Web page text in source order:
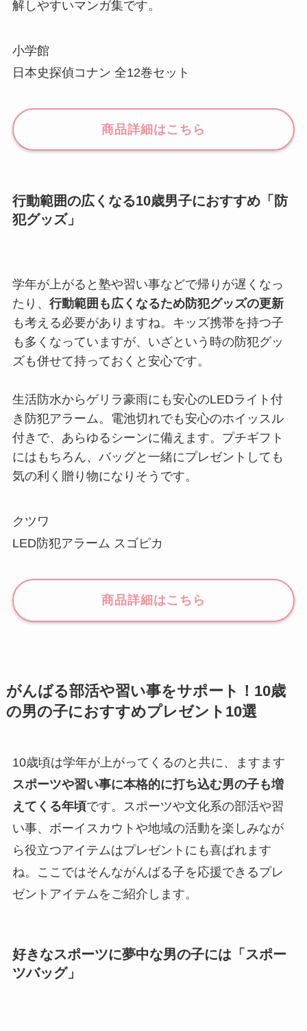
解しやすいマンガ集です。
小学館
日本史探偵コナン 全12巻セット
商品詳細はこちら
行動範囲の広くなる10歳男子におすすめ「防
犯グッズ」
学年が上がると塾や習い事などで帰りが遅くなっ
たり、 行動範囲も広くなるため防犯グッズの更新
も考える必要がありますね。キッズ携帯を持つ子
も多くなっていますが、いざという時の防犯グッ
ズも併せて持っておくと安心です。
生活防水からゲリラ豪雨にも安心のLEDライト付
き防犯アラーム。電池切れでも安心のホイッスル
付きで、あらゆるシーンに備えます。プチギフト
にはもちろん、バッグと一緒にプレゼントしても
気の利く贈り物になりそうです。
クツワ
LED防犯アラーム スゴピカ
商品詳細はこちら
がんばる部活や習い事をサポート！10歳
の男の子におすすめプレゼント10選
10歳頃は学年が上がってくるのと共に、ますます
スポーツや習い事に本格的に打ち込む男の子も増
えてくる年頃です。スポーツや文化系の部活や習
い事、ボーイスカウトや地域の活動を楽しみなが
ら役立つアイテムはプレゼントにも喜ばれます
ね。ここではそんながんばる子を応援できるプレ
ゼントアイテムをご紹介します。
好きなスポーツに夢中な男の子には「スポー
ツバッグ」